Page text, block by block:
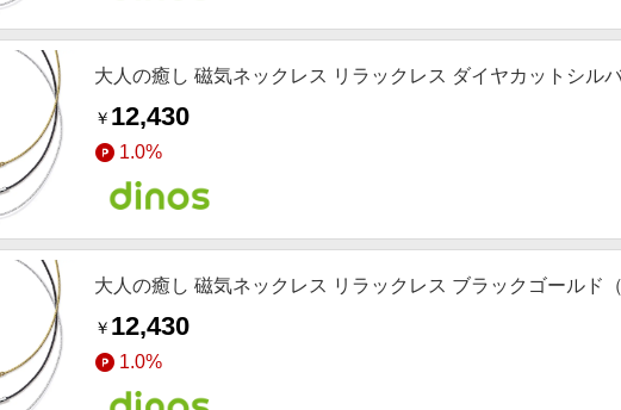
大人の癒し 磁気ネックレス リラックレス ダイヤカットシル
￥ 12,430
1.0%
大人の癒し 磁気ネックレス リラックレス ブラックゴールド
￥ 12,430
1.0%